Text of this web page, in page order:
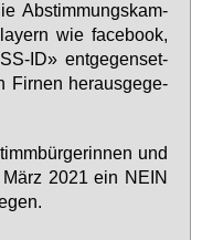
Ab­stim­mungs­kam­
wie face­book,
ID» ent­ge­gen­set­
Fir­nen her­aus­ge­ge­
und
2021 ein NEIN